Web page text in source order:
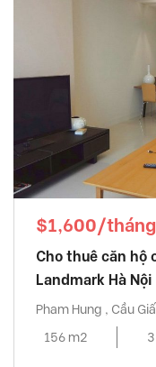
$1,600/tháng
Cho thuê căn hộ
Landmark Hà Nội
Pham Hung , Cầu
156 m2